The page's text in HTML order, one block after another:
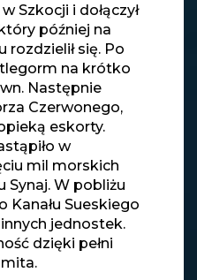
Szkocji i dołączył
później na
rozdzielił się. Po
na krótko
Następnie
Czerwonego,
eskorty.
w
mil morskich
Synaj. W pobliżu
Kanału Sueskiego
jednostek.
dzięki pełni